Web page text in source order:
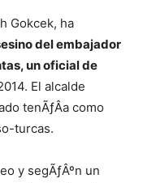
Gokcek, ha
del embajador
un oficial de
El alcalde
tenÃƒÂ­a como
turcas.
y segÃƒÂºn un